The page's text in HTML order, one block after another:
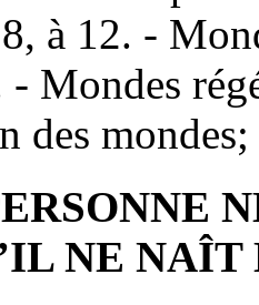
à 12. -
- Mondes
des
NE